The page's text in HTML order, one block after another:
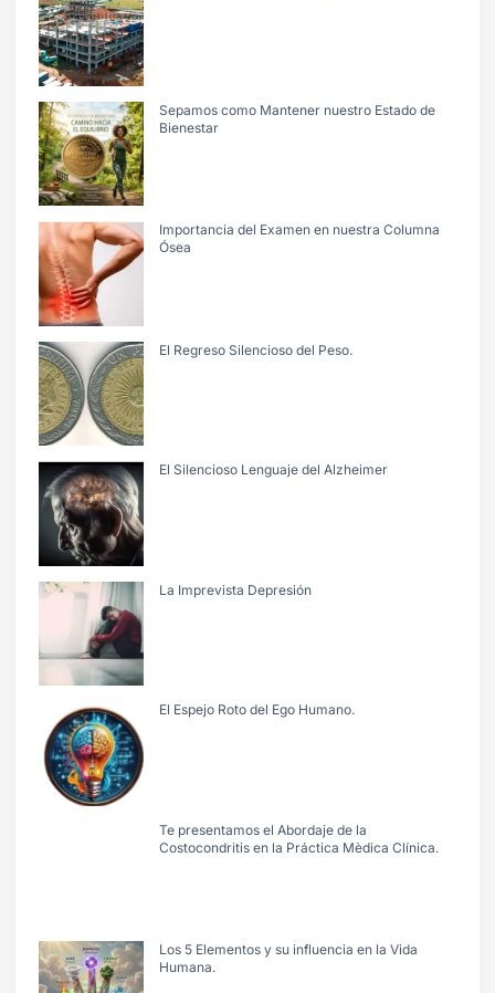
Sepamos como Mantener nuestro Estado de
Bienestar
Importancia del Examen en nuestra Columna
Ósea
El Regreso Silencioso del Peso.
El Silencioso Lenguaje del Alzheimer
La Imprevista Depresión
El Espejo Roto del Ego Humano.
Te presentamos el Abordaje de la
Costocondritis en la Práctica Mèdica Clínica.
Los 5 Elementos y su influencia en la Vida
Humana.